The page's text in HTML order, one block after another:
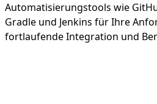
Automatisierungstools wie
Gradle und Jenkins für Ihre
fortlaufende Integration und